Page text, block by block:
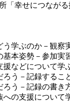
幸せにつながる
学ぶのか－観察
本姿勢－参加実
などについて学
う－記録するこ
う－記録の書き
の支援について